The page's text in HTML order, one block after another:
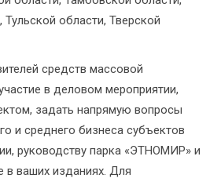
области, Тверской
средств массовой
в деловом мероприятии,
задать напрямую вопросы
и среднего бизнеса субъектов
руководству парка «ЭТНОМИР» и
в ваших изданиях. Для